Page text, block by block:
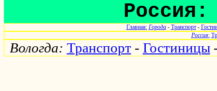
Россия:
Главная: Города- Транспорт-
Россия:
Вологда: Транспорт- Гостиницы